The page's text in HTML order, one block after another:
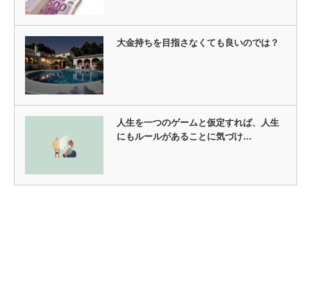
大金持ちを目指さなくても良いのでは？
人生を一つのゲームと仮定すれば、人生
にもルールがあることに気づけ…